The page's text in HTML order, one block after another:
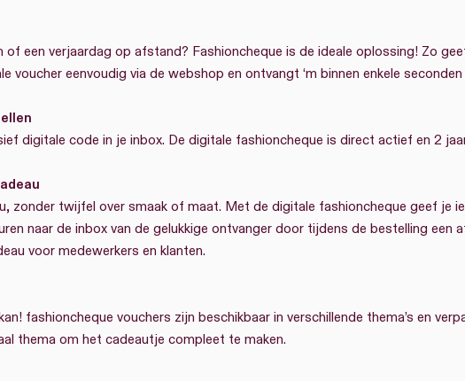
een verjaardag op afstand? Fashioncheque is de ideale oplossing! Zo
eenvoudig via de webshop en ontvangt ‘m binnen enkele
digitale code in je inbox. De digitale fashioncheque is direct actief en 2
zonder twijfel over smaak of maat. Met de digitale fashioncheque geef je
naar de inbox van de gelukkige ontvanger door tijdens de bestelling een
voor medewerkers en klanten.
fashioncheque vouchers zijn beschikbaar in verschillende thema’s en
thema om het cadeautje compleet te maken.